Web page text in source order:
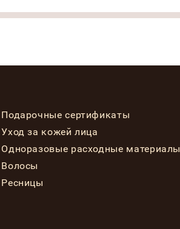
Подарочные сертификаты
Уход за кожей лица
Одноразовые расходные материалы
Волосы
Ресницы